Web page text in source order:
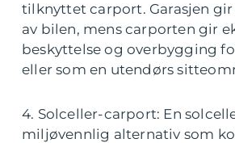
tilknyttet carport. Garasjen
av bilen, mens carporten gir
beskyttelse og overbygging
eller som en utendørs
4. Solceller-carport: En
miljøvennlig alternativ som